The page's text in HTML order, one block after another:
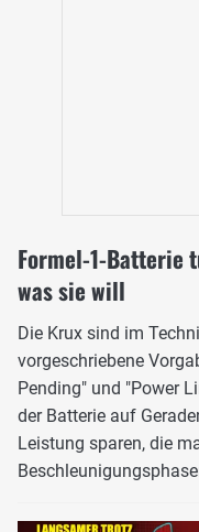
Formel-1-Batterie
was sie will
Die Krux sind im
vorgeschriebene
Pending" und "Power
der Batterie auf
Leistung sparen, die